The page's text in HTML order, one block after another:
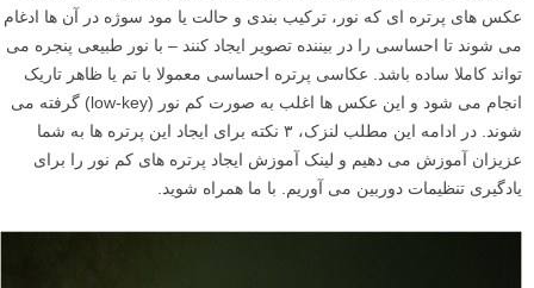
عکس های پرتره ای که نور، ترکیب بندی و حالت یا مود سوژه در آن ها ادغام
می شوند تا احساسی را در بیننده تصویر ایجاد کنند – با نور طبیعی پنجره می
تواند کاملا ساده باشد. عکاسی پرتره احساسی معمولا با تم یا ظاهر تاریک
انجام می شود و این عکس ها اغلب به صورت کم نور (low-key) گرفته می
شوند. در ادامه این مطلب لنزک، ۳ نکته برای ایجاد این پرتره ها به شما
عزیزان آموزش می دهیم و لینک آموزش ایجاد پرتره های کم نور را برای
یادگیری تنظیمات دوربین می آوریم. با ما همراه شوید.